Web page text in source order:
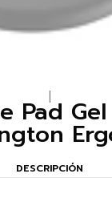
Pad
DESCRIPCIÓN